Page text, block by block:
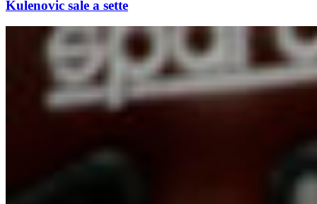
Kulenovic sale a sette